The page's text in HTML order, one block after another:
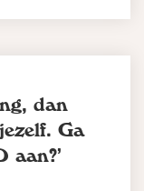
dan
Ga
aan?’